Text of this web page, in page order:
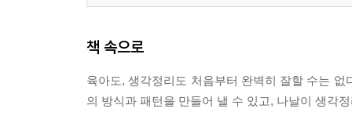
책 속으로
육아도, 생각정리도 처음부터 완벽히 잘할 수는
의 방식과 패턴을 만들어 낼 수 있고, 나날이 생각